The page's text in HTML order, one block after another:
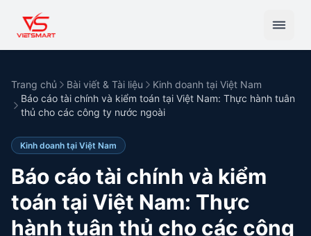
Trang chủ Bài viết & Tài liệu
Kinh doanh tại Việt Nam
Báo cáo tài chính và kiểm toán tại Việt Nam: Thực hành tuân
thủ cho các công ty nước ngoài
Kinh doanh tại Việt Nam
Báo cáo tài chính và kiểm
toán tại Việt Nam: Thực
hành tuân thủ cho các công